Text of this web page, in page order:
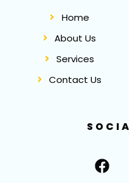
Home
About Us
Services
Contact Us
F
a